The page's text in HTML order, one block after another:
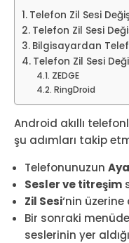
Telefon Zil Sesi
Telefon Zil Sesi
Bilgisayardan
Telefon Zil Sesi
ZEDGE
RingDroid
Android akıllı
şu adımları takip
Telefonunuzun
Sesler ve titreşim
Zil Sesi‘nin
Bir sonraki
seslerinin yer